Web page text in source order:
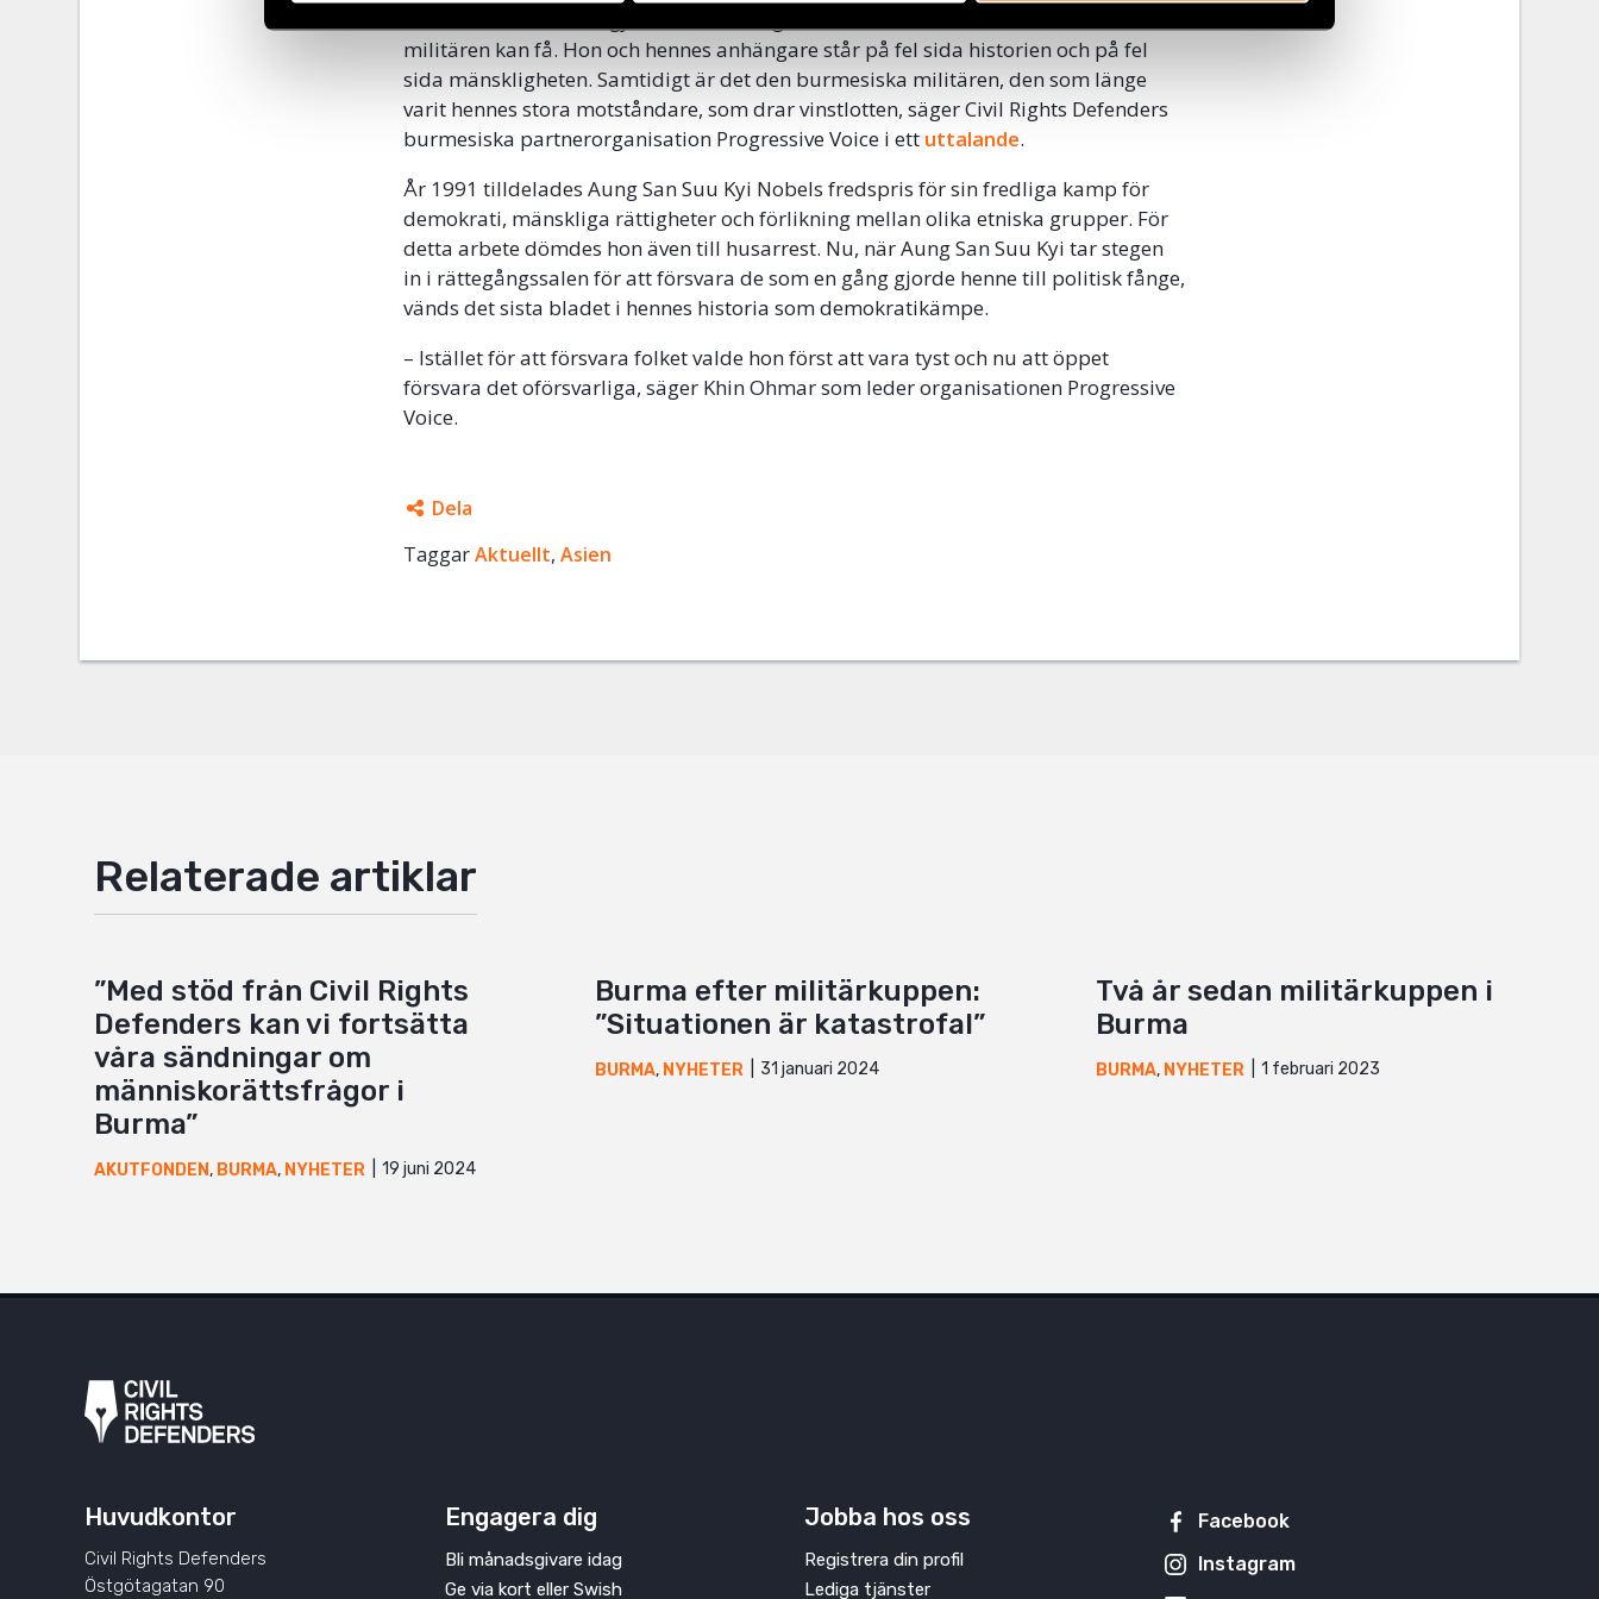
militären kan få. Hon och hennes anhängare står på fel sida historien och på fel
sida mänskligheten. Samtidigt är det den burmesiska militären, den som länge
varit hennes stora motståndare, som drar vinstlotten, säger Civil Rights Defenders
burmesiska partnerorganisation Progressive Voice i ett uttalande.
År 1991 tilldelades Aung San Suu Kyi Nobels fredspris för sin fredliga kamp för
demokrati, mänskliga rättigheter och förlikning mellan olika etniska grupper. För
detta arbete dömdes hon även till husarrest. Nu, när Aung San Suu Kyi tar stegen
in i rättegångssalen för att försvara de som en gång gjorde henne till politisk fånge,
vänds det sista bladet i hennes historia som demokratikämpe.
– Istället för att försvara folket valde hon först att vara tyst och nu att öppet
försvara det oförsvarliga, säger Khin Ohmar som leder organisationen Progressive
Voice.
Dela
Facebook
Taggar Aktuellt,Asien
Relaterade artiklar
”Med stöd från Civil Rights
Defenders kan vi fortsätta
våra sändningar om
människorättsfrågor i
Burma”
AKUTFONDEN, BURMA, NYHETER 19 juni 2024
Burma efter militärkuppen:
”Situationen är katastrofal”
BURMA, NYHETER 31 januari 2024
Två år sedan militärkuppen i
Burma
BURMA, NYHETER 1 februari 2023
Huvudkontor
Civil Rights Defenders
Östgötagatan 90
Engagera dig
Bli månadsgivare idag
Ge via kort eller Swish
Jobba hos oss
Registrera din profil
Lediga tjänster
Facebook
Instagram